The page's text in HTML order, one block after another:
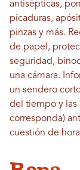
antisépticas,
picaduras,
pinzas y más.
de papel,
seguridad,
una cámara.
un sendero
del tiempo y las
corresponda)
cuestión de